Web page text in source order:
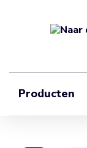
Producten